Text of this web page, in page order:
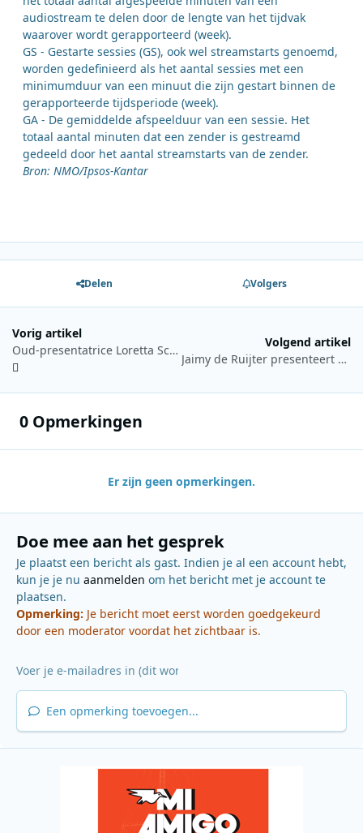
audiostream te delen door de lengte van het tijdvak
waarover wordt gerapporteerd (week).
GS - Gestarte sessies (GS), ook wel streamstarts genoemd,
worden gedefinieerd als het aantal sessies met een
minimumduur van een minuut die zijn gestart binnen de
gerapporteerde tijdsperiode (week).
GA - De gemiddelde afspeelduur van een sessie. Het
totaal aantal minuten dat een zender is gestreamd
gedeeld door het aantal streamstarts van de zender.
Bron: NMO/Ipsos-Kantar
Delen Volgers
Vorig artikel
Oud-presentatrice Loretta Schrijver (68) overleden
Volgend artikel
Jaimy de Ruijter presenteert dagelijks ‘Jaimy’s Jamz’ op NPO Blend
0 Opmerkingen
Er zijn geen opmerkingen.
Doe mee aan het gesprek
Je plaatst een bericht als gast. Indien je al een account hebt,
kun je je nu aanmelden om het bericht met je account te
plaatsen.
Opmerking: Je bericht moet eerst worden goedgekeurd
door een moderator voordat het zichtbaar is.
Een opmerking toevoegen...